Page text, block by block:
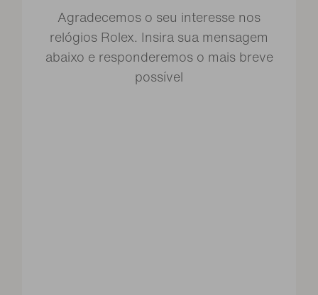
Agradecemos o seu interesse nos
relógios Rolex. Insira sua mensagem
abaixo e responderemos o mais breve
possível